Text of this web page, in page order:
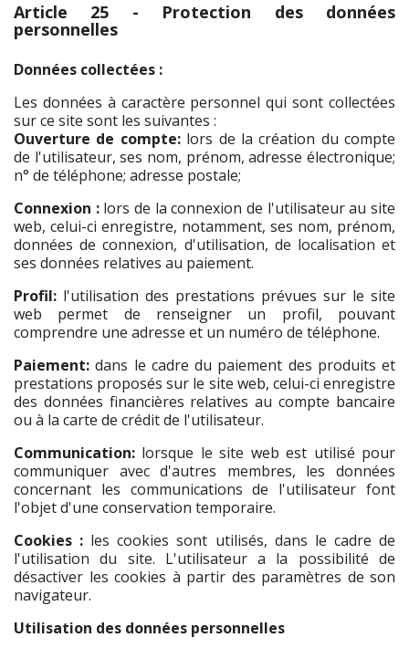
Article 25 - Protection des données
personnelles
Données collectées :
Les données à caractère personnel qui sont collectées
sur ce site sont les suivantes :
Ouverture de compte:lors de la création du compte
de l'utilisateur, ses nom, prénom, adresse électronique;
n° de téléphone; adresse postale;
Connexion :lors de la connexion de l'utilisateur au site
web, celui-ci enregistre, notamment, ses nom, prénom,
données de connexion, d'utilisation, de localisation et
ses données relatives au paiement.
Profil: l'utilisation des prestations prévues sur le site
web permet de renseigner un profil, pouvant
comprendre une adresse et un numéro de téléphone.
Paiement: dans le cadre du paiement des produits et
prestations proposés sur le site web, celui-ci enregistre
des données financières relatives au compte bancaire
ou à la carte de crédit de l'utilisateur.
Communication: lorsque le site web est utilisé pour
communiquer avec d'autres membres, les données
concernant les communications de l'utilisateur font
l'objet d'une conservation temporaire.
Cookies : les cookies sont utilisés, dans le cadre de
l'utilisation du site. L'utilisateur a la possibilité de
désactiver les cookies à partir des paramètres de son
navigateur.
Utilisation des données personnelles